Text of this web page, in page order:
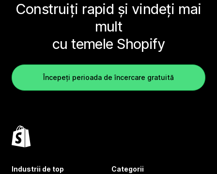
Construiți rapid și vindeți mai
mult
cu temele Shopify
Începeți perioada de încercare gratuită
Industrii de top Categorii